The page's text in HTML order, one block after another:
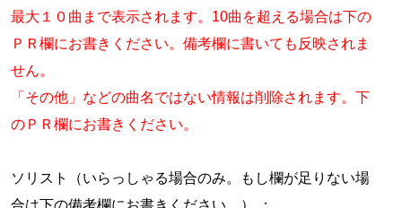
最大１０曲まで表示されます。10曲を超える場合は下の
ＰＲ欄にお書きください。備考欄に書いても反映されま
せん。
「その他」などの曲名ではない情報は削除されます。下
のＰＲ欄にお書きください。
ソリスト（いらっしゃる場合のみ。もし欄が足りない場
合は下の備考欄にお書きください。） ：